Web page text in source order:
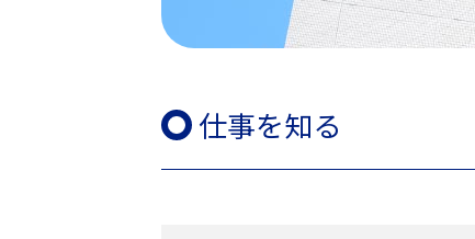
仕事を知る